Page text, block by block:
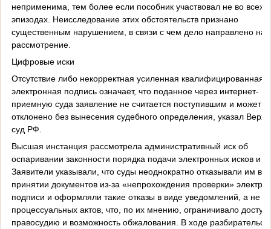
неприменима, тем более если пособник участвовал не во всех
эпизодах. Неисследование этих обстоятельств признано
существенным нарушением, в связи с чем дело направлено на
рассмотрение.
Цифровые иски
Отсутствие либо некорректная усиленная квалифицированная
электронная подпись означает, что поданное через интернет-
приемную суда заявление не считается поступившим и может
отклонено без вынесения судебного определения, указал
суд РФ.
Высшая инстанция рассмотрела административный иск об
оспаривании законности порядка подачи электронных исков и
Заявители указывали, что суды неоднократно отказывали им в
принятии документов из-за «непрохождения проверки»
подписи и оформляли такие отказы в виде уведомлений, а не
процессуальных актов, что, по их мнению, ограничивало доступ
правосудию и возможность обжалования. В ходе